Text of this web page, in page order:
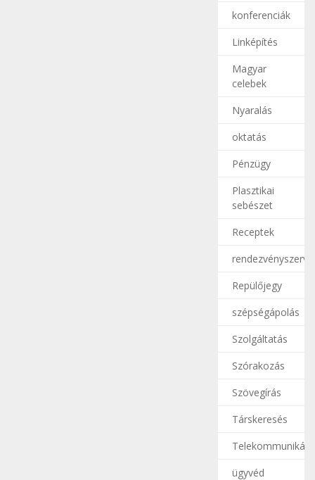
konferenciák
Linképítés
Magyar
celebek
Nyaralás
oktatás
Pénzügy
Plasztikai
sebészet
Receptek
Repülőjegy
szépségápolás
Szolgáltatás
Szórakozás
Szövegírás
Társkeresés
ügyvéd